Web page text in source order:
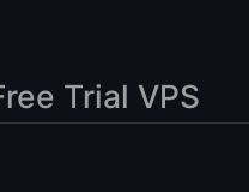
Trial VPS